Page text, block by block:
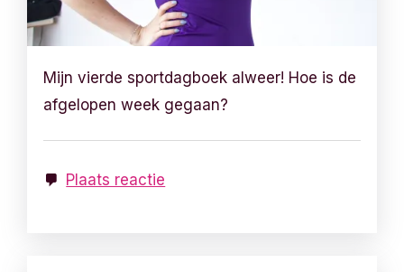
Mijn vierde sportdagboek alweer! Hoe is de
afgelopen week gegaan?
Plaats reactie